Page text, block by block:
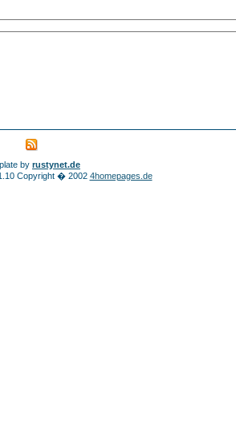
by rustynet.de
Copyright � 2002 4homepages.de